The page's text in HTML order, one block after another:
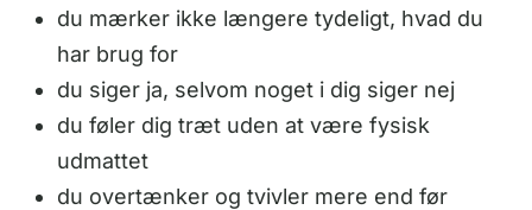
du mærker ikke længere tydeligt, hvad du
har brug for
du siger ja, selvom noget i dig siger nej
du føler dig træt uden at være fysisk
udmattet
du overtænker og tvivler mere end før